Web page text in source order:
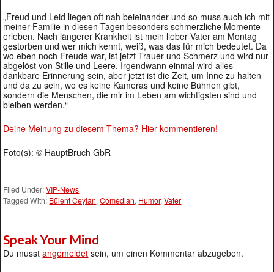
„Freud und Leid liegen oft nah beieinander und so muss auch ich mit
meiner Familie in diesen Tagen besonders schmerzliche Momente
erleben. Nach längerer Krankheit ist mein lieber Vater am Montag
gestorben und wer mich kennt, weiß, was das für mich bedeutet. Da
wo eben noch Freude war, ist jetzt Trauer und Schmerz und wird nur
abgelöst von Stille und Leere. Irgendwann einmal wird alles
dankbare Erinnerung sein, aber jetzt ist die Zeit, um Inne zu halten
und da zu sein, wo es keine Kameras und keine Bühnen gibt,
sondern die Menschen, die mir im Leben am wichtigsten sind und
bleiben werden.“
Deine Meinung zu diesem Thema? Hier kommentieren!
Foto(s): © HauptBruch GbR
Filed Under:VIP-News
Tagged With: Bülent Ceylan,Comedian, Humor,Vater
Speak Your Mind
Du musstangemeldet sein, um einen Kommentar abzugeben.